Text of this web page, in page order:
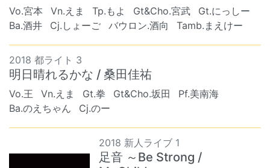
Vo.宮本 Vn.えま Tp.もよ Gt&Cho.宮武
Gt.にっしー
Ba.酒井
Cj.しょーご バウロン.酒向 Tamb.まえけー
2018 都ライト 3
明日晴れるかな / 桑田佳祐
Vo.王 Vn.えま Gt.拳 Gt&Cho.坂田
Pf.美南海
Ba.のえちゃん
Cj.のー
2018 新人ライブ 1
足音 ～Be Strong /